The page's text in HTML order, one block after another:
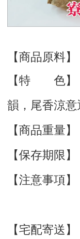
【商品原料
【特 色】
韻 ， 尾香涼
【商品重量
【保存期限
【注意事項
【宅配寄送】